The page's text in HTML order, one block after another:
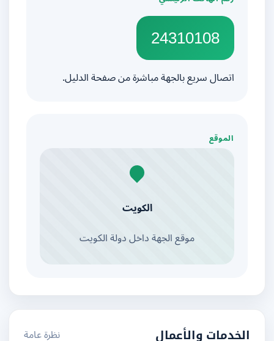
24310108
اتصال سريع بالجهة مباشرة من صفحة الدليل.
الموقع
الكويت
موقع الجهة داخل دولة الكويت
الخدمات والأعمال نظرة عامة